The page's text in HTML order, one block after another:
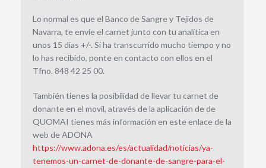
Lo normal es que el Banco de Sangre y Tejidos de
Navarra, te envíe el carnet junto con tu analítica en
unos 15 días +/-. Si ha transcurrido mucho tiempo y no
lo has recibido, ponte en contacto con ellos en el
Tfno. 848 42 25 00.
También tienes la posibilidad de llevar tu carnet de
donante en el movil, através de la aplicación de de
QUOMAI tienes más información en este enlace de la
web de ADONA
https://www.adona.es/es/actualidad/noticias/ya-
tenemos-un-carnet-de-donante-de-sangre-para-el-